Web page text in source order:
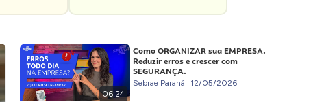
06:24
Como ORGANIZAR sua EMPRESA.
Reduzir erros e crescer com
SEGURANÇA.
Sebrae Paraná 12/05/2026